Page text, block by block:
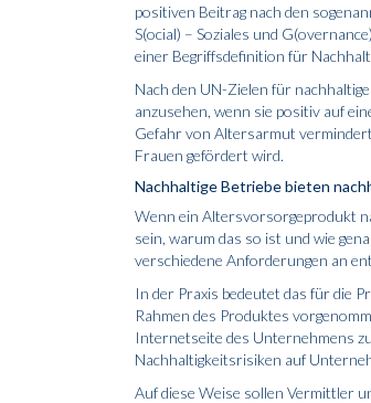
positiven Beitrag nach den
S(ocial) – Soziales und
einer Begriffsdefinition für
Nach den UN-Zielen für
anzusehen, wenn sie positiv auf
Gefahr von Altersarmut
Frauen gefördert wird.
Nachhaltige Betriebe bieten
Wenn ein Altersvorsorgeprodukt
sein, warum das so ist und wie
verschiedene Anforderungen an
In der Praxis bedeutet das für die
Rahmen des Produktes
Internetseite des Unternehmens
Nachhaltigkeitsrisiken auf
Auf diese Weise sollen Vermittler